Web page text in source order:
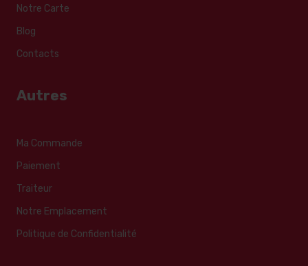
Notre Carte
Blog
Contacts
Autres
Ma Commande
Paiement
Traiteur
Notre Emplacement
Politique de Confidentialité